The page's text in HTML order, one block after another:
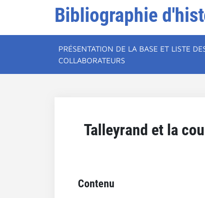
Bibliographie
PRÉSENTATION DE LA BASE ET LISTE
COLLABORATEURS
Talleyrand et la
Contenu